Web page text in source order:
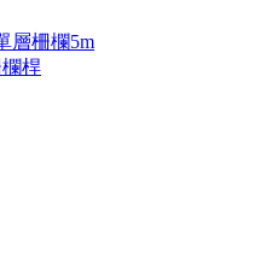
層柵欄5m
桿